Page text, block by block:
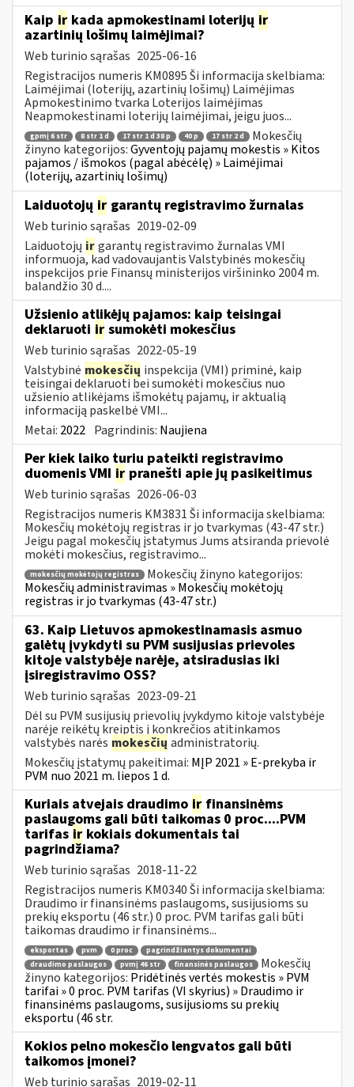
Kaip ir kada apmokestinami loterijų ir
azartinių lošimų laimėjimai?
Web turinio sąrašas 2025-06-16
Registracijos numeris KM0895 Ši informacija skelbiama:
Laimėjimai (loterijų, azartinių lošimų) Laimėjimas
Apmokestinimo tvarka Loterijos laimėjimas
Neapmokestinami loterijų laimėjimai, jeigu juos...
gpmį 6 str 8 str 1 d 17 str 1 d 38 p 40 p 17 str 2 d
Mokesčių
žinyno kategorijos:Gyventojų pajamų mokestis » Kitos
pajamos / išmokos (pagal abėcėlę) » Laimėjimai
(loterijų, azartinių lošimų)
Laiduotojų ir garantų registravimo žurnalas
Web turinio sąrašas 2019-02-09
Laiduotojų irgarantų registravimo žurnalas VMI
informuoja, kad vadovaujantis Valstybinės mokesčių
inspekcijos prie Finansų ministerijos viršininko 2004 m.
balandžio 30 d....
Užsienio atlikėjų pajamos: kaip teisingai
deklaruoti ir sumokėti mokesčius
Web turinio sąrašas 2022-05-19
Valstybinė mokesčių inspekcija (VMI) priminė, kaip
teisingai deklaruoti bei sumokėti mokesčius nuo
užsienio atlikėjams išmokėtų pajamų, ir aktualią
informaciją paskelbė VMI...
Metai: 2022 Pagrindinis: Naujiena
Per kiek laiko turiu pateikti registravimo
duomenis VMI ir pranešti apie jų pasikeitimus
Web turinio sąrašas 2026-06-03
Registracijos numeris KM3831 Ši informacija skelbiama:
Mokesčių mokėtojų registras ir jo tvarkymas (43-47 str.)
Jeigu pagal mokesčių įstatymus Jums atsiranda prievolė
mokėti mokesčius, registravimo...
mokesčių mokėtojų registras
Mokesčių žinyno kategorijos:
Mokesčių administravimas » Mokesčių mokėtojų
registras ir jo tvarkymas (43-47 str.)
63. Kaip Lietuvos apmokestinamasis asmuo
galėtų įvykdyti su PVM susijusias prievoles
kitoje valstybėje narėje, atsiradusias iki
įsiregistravimo OSS?
Web turinio sąrašas 2023-09-21
Dėl su PVM susijusių prievolių įvykdymo kitoje valstybėje
narėje reikėtų kreiptis į konkrečios atitinkamos
valstybės narės mokesčių administratorių.
Mokesčių įstatymų pakeitimai: MĮP 2021 » E-prekyba ir
PVM nuo 2021 m. liepos 1 d.
Kuriais atvejais draudimo ir finansinėms
paslaugoms gali būti taikomas 0 proc....PVM
tarifas ir kokiais dokumentais tai
pagrindžiama?
Web turinio sąrašas 2018-11-22
Registracijos numeris KM0340 Ši informacija skelbiama:
Draudimo ir finansinėms paslaugoms, susijusioms su
prekių eksportu (46 str.) 0 proc. PVM tarifas gali būti
taikomas draudimo ir finansinėms...
eksportas pvm 0 proc
pagrindžiantys dokumentai
draudimo paslaugos
pvmį 46 str finansinės paslaugos
Mokesčių
žinyno kategorijos: Pridėtinės vertės mokestis » PVM
tarifai » 0 proc. PVM tarifas (VI skyrius) » Draudimo ir
finansinėms paslaugoms, susijusioms su prekių
eksportu (46 str.
Kokios pelno mokesčio lengvatos gali būti
taikomos įmonei?
Web turinio sąrašas 2019-02-11